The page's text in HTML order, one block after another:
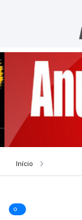
Início